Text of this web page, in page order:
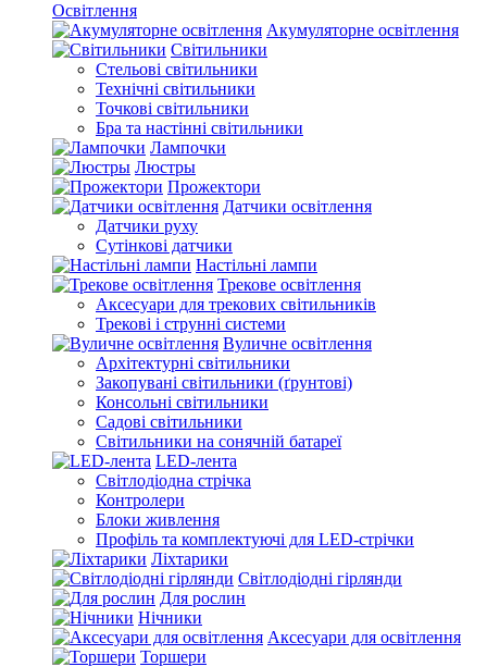
Освітлення
Акумуляторне освітлення
Світильники
Стельові світильники
Технічні світильники
Точкові світильники
Бра та настінні світильники
Лампочки
Люстры
Прожектори
Датчики освітлення
Датчики руху
Сутінкові датчики
Настільні лампи
Трекове освітлення
Аксесуари для трекових світильників
Трекові і струнні системи
Вуличне освітлення
Архітектурні світильники
Закопувані світильники (ґрунтові)
Консольні світильники
Садові світильники
Світильники на сонячній батареї
LED-лента
Світлодіодна стрічка
Контролери
Блоки живлення
Профіль та комплектуючі для LED-стрічки
Ліхтарики
Світлодіодні гірлянди
Для рослин
Нічники
Аксесуари для освітлення
Торшери